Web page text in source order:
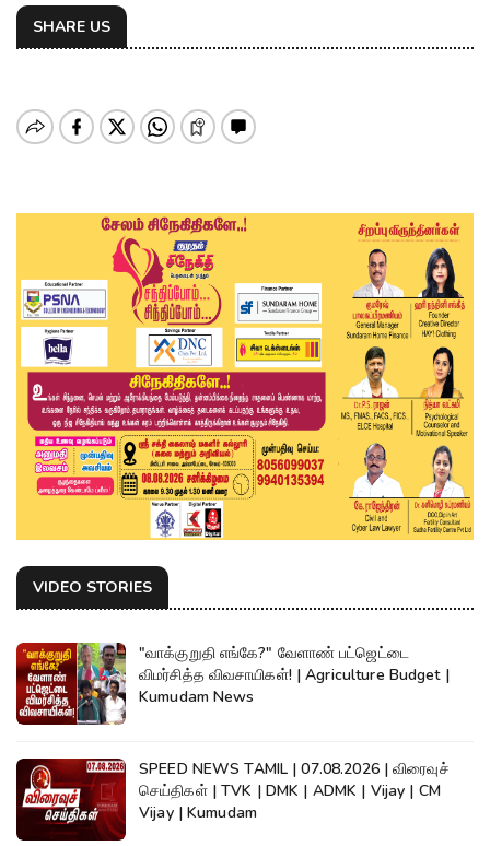
SHARE US
VIDEO STORIES
"வாக்குறுதி எங்கே?" வேளாண் பட்ஜெட்டை
விமர்சித்த விவசாயிகள்! | Agriculture Budget |
Kumudam News
SPEED NEWS TAMIL | 07.08.2026 | விரைவுச்
செய்திகள் | TVK | DMK | ADMK | Vijay | CM
Vijay | Kumudam